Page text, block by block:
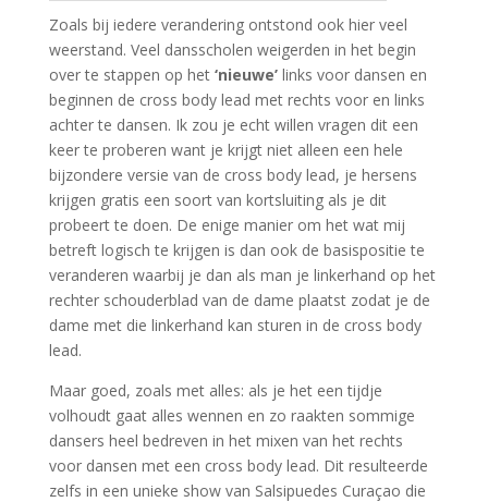
Zoals bij iedere verandering ontstond ook hier veel
weerstand. Veel dansscholen weigerden in het begin
over te stappen op het‘nieuwe’links voor dansen en
beginnen de cross body lead met rechts voor en links
achter te dansen. Ik zou je echt willen vragen dit een
keer te proberen want je krijgt niet alleen een hele
bijzondere versie van de cross body lead, je hersens
krijgen gratis een soort van kortsluiting als je dit
probeert te doen. De enige manier om het wat mij
betreft logisch te krijgen is dan ook de basispositie te
veranderen waarbij je dan als man je linkerhand op het
rechter schouderblad van de dame plaatst zodat je de
dame met die linkerhand kan sturen in de cross body
lead.
Maar goed, zoals met alles: als je het een tijdje
volhoudt gaat alles wennen en zo raakten sommige
dansers heel bedreven in het mixen van het rechts
voor dansen met een cross body lead. Dit resulteerde
zelfs in een unieke show van Salsipuedes Curaçao die